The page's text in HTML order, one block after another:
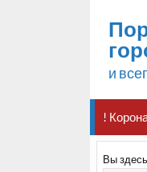
и
!
Вы